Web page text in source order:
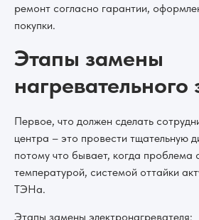
ремонт согласно гарантии,
покупки.
Этапы замены
нагревательного
Первое, что должен сделать
центра – это провести тщательную
потому что бывает, когда проблема
температурой, системой оттайки
ТЭНа.
Этапы замены электронагревателя: